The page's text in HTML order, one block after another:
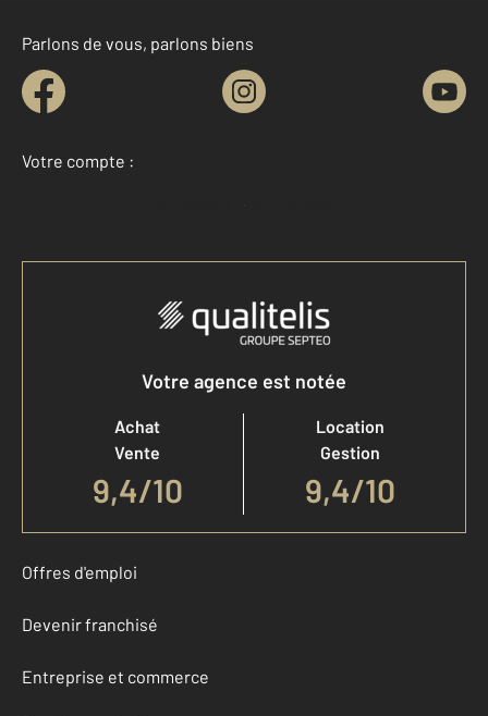
Parlons de vous, parlons biens
Votre compte :
Accéder à mon compte
Votre agence est notée
Achat
Vente
9,4/10
Location
Gestion
9,4/10
Offres d'emploi
Devenir franchisé
Entreprise et commerce